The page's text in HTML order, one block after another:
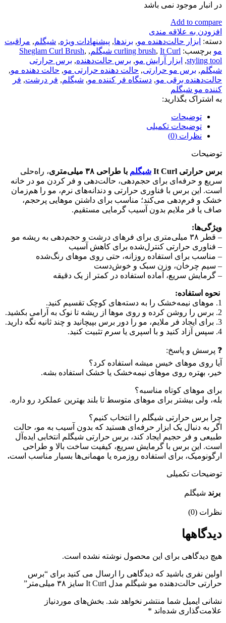
در انبار موجود نمی باشد
Add to compare
افزودن به علاقه مندی
دسته: ابزار حالت‌دهنده مو, برندها, پیشنهادات ویژه, شیگلم, مراقبت
مو برچسب: curling brush, It Curl شیگلم ,
Sheglam Curl Brush,
styling tool
, ابزار آرایش مو, برس حالت‌دهنده, برس حرارتی
شیگلم, برس مو حرارتی, حالت دهنده حرارتی مو, حالت دهنده مو,
حالت‌دهنده برقی مو, دستگاه فر کننده مو, شیگلم, فر درشت, فر
کننده مو شیگلم
به اشتراک بگذارید:
توضیحات
توضیحات تکمیلی
نظرات (0)
توضیحات
برس حرارتی It Curl شیگلم با طراحی ۳۸ میلی‌متری
، راه‌حلی
سریع و حرفه‌ای برای حجم‌دهی، حالت‌دهی و فر کردن مو در خانه
است. این برس با فناوری حرارتی و دندانه‌های نرم، مو را هم‌زمان
خشک و فرم‌دهی می‌کند؛ مناسب برای داشتن موهایی پرحجم،
صاف یا فر ملایم بدون آسیب گرمایی مستقیم.
ویژگی‌ها:
– قطر ۳۸ میلی‌متری برای فرهای درشت و حجم‌دهی به ریشه مو
– فناوری حرارتی کنترل‌شده برای کاهش آسیب
– مناسب برای استفاده روزانه، حتی روی موهای رنگ‌شده
– سیم چرخان، وزن سبک و خوش‌دست
– گرمایش سریع، آماده استفاده در کمتر از یک دقیقه
نحوه استفاده:
1. موهای نیمه‌خشک را به دسته‌های کوچک تقسیم کنید.
2. برس را روشن کرده و روی موها از ریشه تا نوک به آرامی بکشید.
3. برای ایجاد فر ملایم، مو را دور برس بپیچانید و چند ثانیه نگه دارید.
4. سپس آزاد کنید و با اسپری یا سرم تثبیت کنید.
❓ پرسش و پاسخ:
آیا روی موهای خیس میشه استفاده کرد؟
خیر، بهتره روی موهای نیمه‌خشک یا خشک استفاده بشه.
برای موهای کوتاه مناسبه؟
بله، ولی بیشتر برای موهای متوسط تا بلند بهترین عملکرد رو داره.
چرا برس حرارتی شیگلم را انتخاب کنیم؟
اگر به دنبال یک ابزار حرفه‌ای هستید که بدون آسیب به مو، حالت
طبیعی و فر حجیم ایجاد کند، برس حرارتی شیگلم انتخابی ایده‌آل
است. این برس با گرمایش سریع، کیفیت ساخت بالا و طراحی
ارگونومیک، برای استفاده روزمره یا مهمانی‌ها بسیار مناسب است.
توضیحات تکمیلی
برند شیگلم
نظرات (0)
دیدگاهها
هیچ دیدگاهی برای این محصول نوشته نشده است.
اولین نفری باشید که دیدگاهی را ارسال می کنید برای “برس
حرارتی حالت‌دهنده مو شیگلم مدل It Curl سایز ۳۸ میلی‌متر”
نشانی ایمیل شما منتشر نخواهد شد. بخش‌های موردنیاز
علامت‌گذاری شده‌اند *